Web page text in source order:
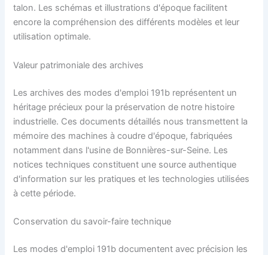
talon. Les schémas et illustrations d'époque facilitent
encore la compréhension des différents modèles et leur
utilisation optimale.
Valeur patrimoniale des archives
Les archives des modes d'emploi 191b représentent un
héritage précieux pour la préservation de notre histoire
industrielle. Ces documents détaillés nous transmettent la
mémoire des machines à coudre d'époque, fabriquées
notamment dans l'usine de Bonnières-sur-Seine. Les
notices techniques constituent une source authentique
d'information sur les pratiques et les technologies utilisées
à cette période.
Conservation du savoir-faire technique
Les modes d'emploi 191b documentent avec précision les